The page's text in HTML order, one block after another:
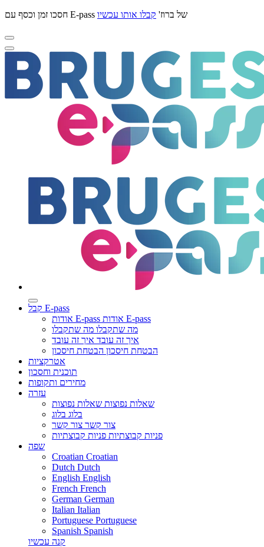
חסכו זמן וכסף עם E-pass של ברוז' קבלו אותו עכשיו
קבל E-pass
אודות E-pass
אודות E-pass
מה שתקבלו מה שתקבלו
איך זה עובד איך זה עובד
הבטחת חיסכון הבטחת חיסכון
אטרקציות
תוכנית וחסכון
מחירים ותקופות
עזרה
שאלות נפוצות שאלות נפוצות
בלוג בלוג
צור קשר צור קשר
פניות קבוצתיות פניות קבוצתיות
שפה
Croatian Croatian
Dutch Dutch
English English
French French
German German
Italian Italian
Portuguese Portuguese
Spanish Spanish
קנה עכשיו